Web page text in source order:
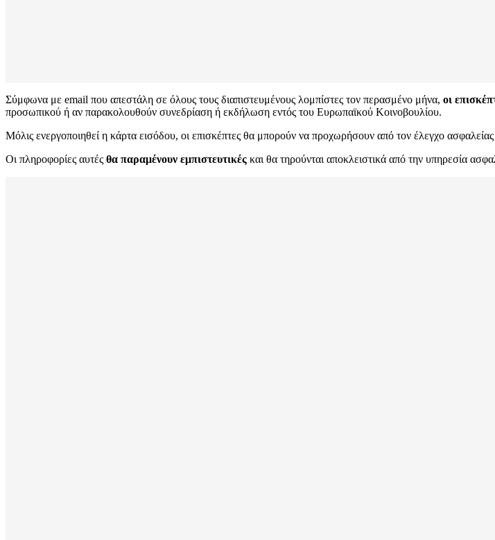
Σύμφωνα με email που απεστάλη σε όλους τους διαπιστευμένους λομπίστες τον περασμένο μήνα, οι
προσωπικού ή αν παρακολουθούν συνεδρίαση ή εκδήλωση εντός του Ευρωπαϊκού Κοινοβουλίου.
Μόλις ενεργοποιηθεί η κάρτα εισόδου, οι επισκέπτες θα μπορούν να προχωρήσουν από τον έλεγχο
Οι πληροφορίες αυτές θα παραμένουν εμπιστευτικές και θα τηρούνται αποκλειστικά από την υπηρεσία